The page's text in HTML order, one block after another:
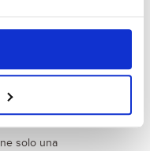
appena la
per
al fondo
solo una